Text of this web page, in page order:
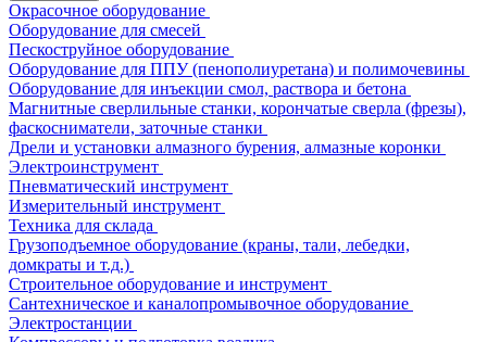
Окрасочное оборудование
Оборудование для смесей
Пескоструйное оборудование
Оборудование для ППУ (пенополиуретана) и полимочевины
Оборудование для инъекции смол, раствора и бетона
Магнитные сверлильные станки, корончатые сверла (фрезы),
фаскосниматели, заточные станки
Дрели и установки алмазного бурения, алмазные коронки
Электроинструмент
Пневматический инструмент
Измерительный инструмент
Техника для склада
Грузоподъемное оборудование (краны, тали, лебедки,
домкраты и т.д.)
Строительное оборудование и инструмент
Сантехническое и каналопромывочное оборудование
Электростанции